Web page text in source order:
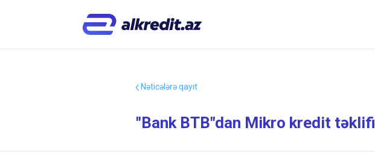
Nəticələrə qayıt
"Bank BTB"dan Mikro kredit təklifi